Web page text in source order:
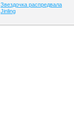
Звездочка распредвала
Jinling